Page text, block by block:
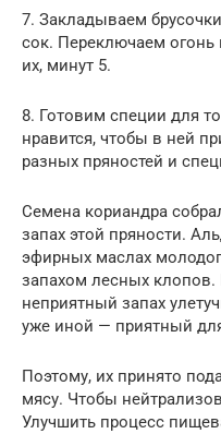
7. Закладываем
сок. Переключаем
их, минут 5.
8. Готовим специи для
нравится, чтобы в ней
разных пряностей и
Семена кориандра
запах этой пряности.
эфирных маслах
запахом лесных клопов.
неприятный запах
уже иной — приятный
Поэтому, их принято
мясу. Чтобы
Улучшить процесс